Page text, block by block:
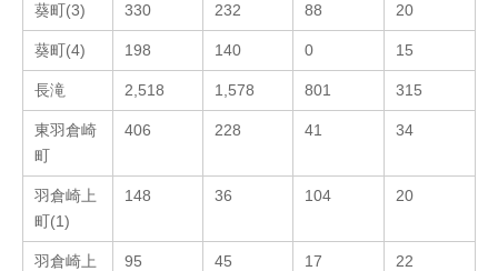
葵町(3) 330 232 88 20
葵町(4) 198 140 0 15
長滝 2,518 1,578 801 315
東羽倉崎
町
406 228 41 34
羽倉崎上
町(1)
148 36 104 20
羽倉崎上
95 45 17 22